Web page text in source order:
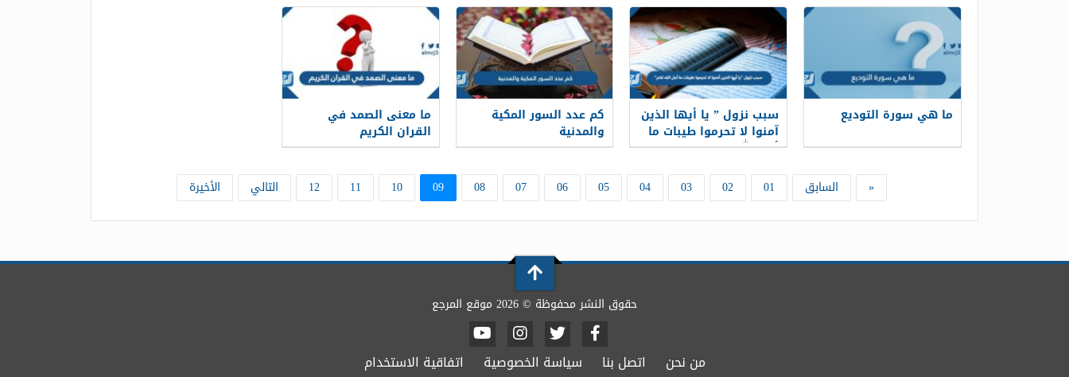
ميسر لها
ما هي سورة التوديع سبب نزول ” يا أيها الذين
آمنوا لا تحرموا طيبات ما
أحل الله لكم “
كم عدد السور المكية
والمدنية
ما معنى الصمد في
القران الكريم
« السابق 01
02
03
04
05
06
07
08
09
10
11
12 التالي الأخيرة
حقوق النشر محفوظة © 2026 موقع المرجع
من نحن اتصل بنا سياسة الخصوصية اتفاقية الاستخدام